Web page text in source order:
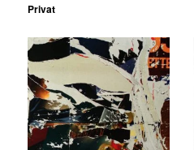
Privat